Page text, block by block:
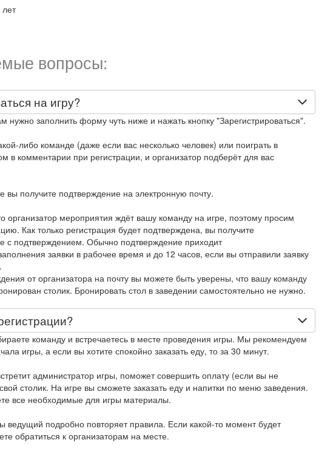
вопросы:
на игру?
нужно заполнить форму чуть ниже и нажать кнопку "Зарегистрироваться".
либо команде (даже если вас несколько человек) или поиграть в
в комментарии при регистрации, и организатор подберёт для вас
вы получите подтверждение на электронную почту.
организатор мероприятия ждёт вашу команду на игре, поэтому просим
Как только регистрация будет подтверждена, вы получите
с подтверждением. Обычно подтверждение приходит
заявки в рабочее время и до 12 часов, если вы отправили заявку
от организатора на почту вы можете быть уверены, что вашу команду
столик. Бронировать стол в заведении самостоятельно не нужно.
команду и встречаетесь в месте проведения игры. Мы рекомендуем
игры, а если вы хотите спокойно заказать еду, то за 30 минут.
администратор игры, поможет совершить оплату (если вы не
столик. На игре вы сможете заказать еду и напитки по меню заведения.
все необходимые для игры материалы.
ведущий подробно повторяет правила. Если какой-то момент будет
обратиться к организаторам на месте.